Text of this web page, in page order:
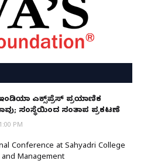
ಎಕ್ಸ್‌ಪ್ರೆಸ್ ಪ್ರಯಾಣಿಕ
ಸಂಸ್ಥೆಯಿಂದ ಸಂತಾಪ ಪ್ರಕಟಣೆ
PM
Conference at Sahyadri College
Management